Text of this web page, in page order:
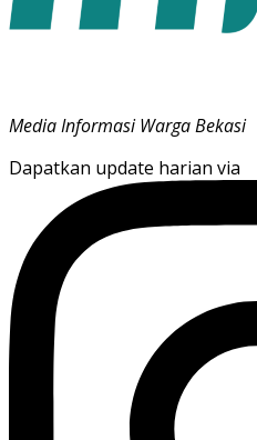
Media Informasi Warga Bekasi
Dapatkan update harian via